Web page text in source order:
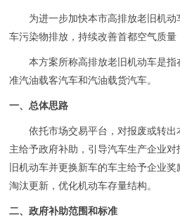
为进一步加快本市高排放老旧机动
车污染物排放，持续改善首都空气质量
本方案所称高排放老旧机动车是指
准汽油载客汽车和汽油载货汽车。
一、总体思路
依托市场交易平台，对报废或转出
主给予政府补助，引导汽车生产企业
旧机动车并更换新车的车主给予企业
淘汰更新，优化机动车存量结构。
二、政府补助范围和标准